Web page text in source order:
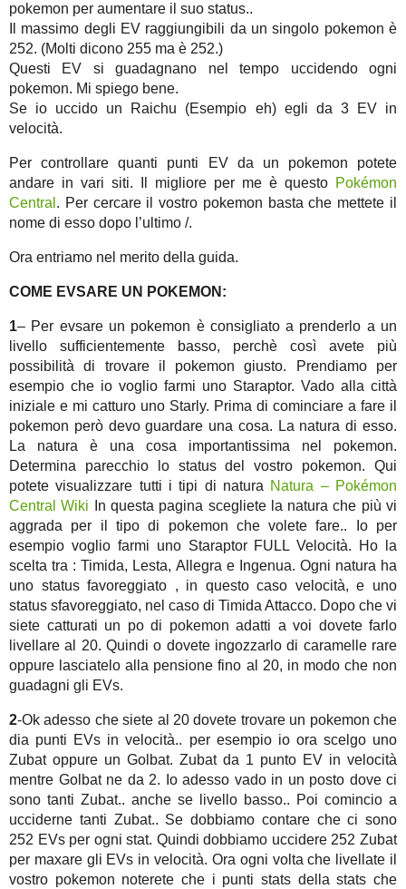
pokemon per aumentare il suo status..
Il massimo degli EV raggiungibili da un singolo pokemon è
252. (Molti dicono 255 ma è 252.)
Questi EV si guadagnano nel tempo uccidendo ogni
pokemon. Mi spiego bene.
Se io uccido un Raichu (Esempio eh) egli da 3 EV in
velocità.
Per controllare quanti punti EV da un pokemon potete
andare in vari siti. Il migliore per me è questo Pokémon
Central . Per cercare il vostro pokemon basta che mettete il
nome di esso dopo l’ultimo /.
Ora entriamo nel merito della guida.
COME EVSARE UN POKEMON:
1– Per evsare un pokemon è consigliato a prenderlo a un
livello sufficientemente basso, perchè così avete più
possibilità di trovare il pokemon giusto. Prendiamo per
esempio che io voglio farmi uno Staraptor. Vado alla città
iniziale e mi catturo uno Starly. Prima di cominciare a fare il
pokemon però devo guardare una cosa. La natura di esso.
La natura è una cosa importantissima nel pokemon.
Determina parecchio lo status del vostro pokemon. Qui
potete visualizzare tutti i tipi di natura Natura – Pokémon
Central Wiki In questa pagina scegliete la natura che più vi
aggrada per il tipo di pokemon che volete fare.. Io per
esempio voglio farmi uno Staraptor FULL Velocità. Ho la
scelta tra : Timida, Lesta, Allegra e Ingenua. Ogni natura ha
uno status favoreggiato , in questo caso velocità, e uno
status sfavoreggiato, nel caso di Timida Attacco. Dopo che vi
siete catturati un po di pokemon adatti a voi dovete farlo
livellare al 20. Quindi o dovete ingozzarlo di caramelle rare
oppure lasciatelo alla pensione fino al 20, in modo che non
guadagni gli EVs.
2-Ok adesso che siete al 20 dovete trovare un pokemon che
dia punti EVs in velocità.. per esempio io ora scelgo uno
Zubat oppure un Golbat. Zubat da 1 punto EV in velocità
mentre Golbat ne da 2. Io adesso vado in un posto dove ci
sono tanti Zubat.. anche se livello basso.. Poi comincio a
ucciderne tanti Zubat.. Se dobbiamo contare che ci sono
252 EVs per ogni stat. Quindi dobbiamo uccidere 252 Zubat
per maxare gli EVs in velocità. Ora ogni volta che livellate il
vostro pokemon noterete che i punti stats della stats che